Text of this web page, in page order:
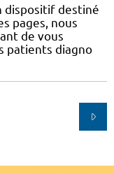
dispositif destiné
pages, nous
de vous
patients diagno